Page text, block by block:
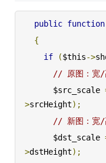
public function
{
if
($this->
// 原图：宽/
      $src_scale
>srcHeight);
// 新图：宽/
      $dst_scale
>dstHeight);